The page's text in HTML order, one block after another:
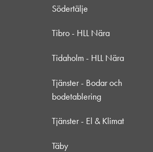
Södertälje
Tibro - HLL Nära
Tidaholm - HLL Nära
Tjänster - Bodar och
bodetablering
Tjänster - El & Klimat
Täby